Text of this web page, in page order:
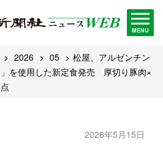
MENU
2026 05
松屋、アルゼンチン
を使用した新定食発売 厚切り豚肉×
2026年5月15日